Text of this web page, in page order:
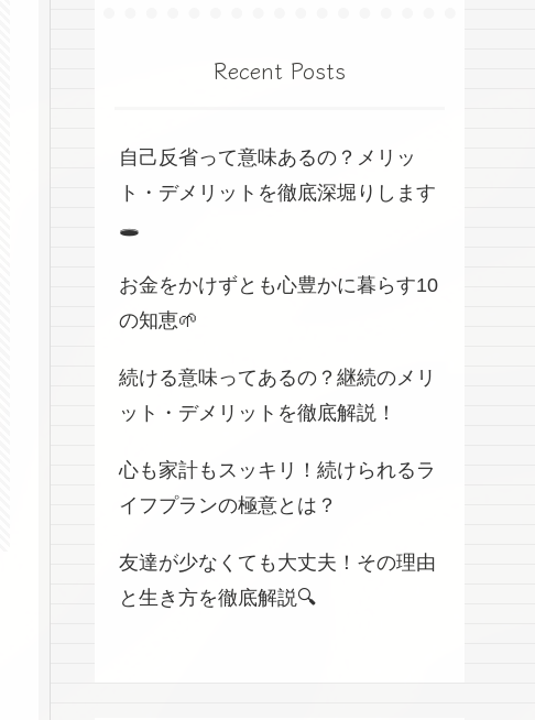
Recent Posts
自己反省って意味あるの？メリッ
ト・デメリットを徹底深堀りします
🕳️
お金をかけずとも心豊かに暮らす10
の知恵🌱
続ける意味ってあるの？継続のメリ
ット・デメリットを徹底解説！
心も家計もスッキリ！続けられるラ
イフプランの極意とは？
友達が少なくても大丈夫！その理由
と生き方を徹底解説🔍